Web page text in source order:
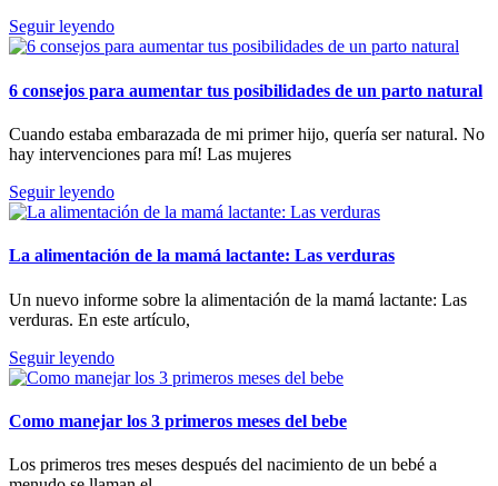
Seguir leyendo
6 consejos para aumentar tus posibilidades de un parto natural
Cuando estaba embarazada de mi primer hijo, quería ser natural. No
hay intervenciones para mí! Las mujeres
Seguir leyendo
La alimentación de la mamá lactante: Las verduras
Un nuevo informe sobre la alimentación de la mamá lactante: Las
verduras. En este artículo,
Seguir leyendo
Como manejar los 3 primeros meses del bebe
Los primeros tres meses después del nacimiento de un bebé a